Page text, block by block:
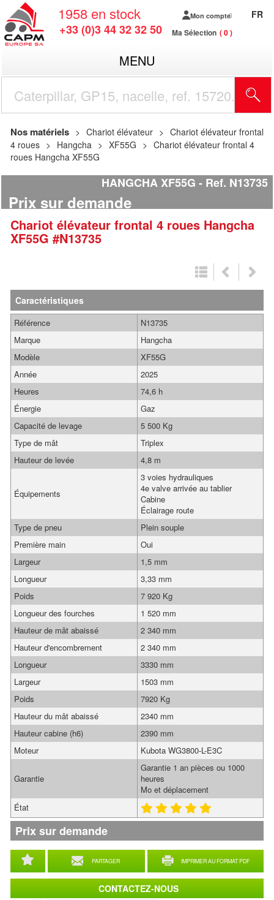
1958 en stock
+33 (0)3 44 32 32 50
Mon compte
Ma Sélection 0
FR
MENU
Nos matériels Chariot élévateur
Chariot élévateur frontal
4 roues
Hangcha XF55G
Chariot élévateur frontal 4
roues Hangcha XF55G
HANGCHA XF55G Ref. N13735
Prix sur demande
Chariot élévateur frontal 4 roues Hangcha
XF55G #N13735
Caractéristiques
PARTAGER IMPRIMER AU FORMAT PDF
Référence
N13735
Marque
Hangcha
Modèle
XF55G
Année
2025
Heures
74,6 h
Énergie
Gaz
Capacité de levage
5 500 Kg
Type de mât
Triplex
Hauteur de levée
4,8 m
Équipements
3 voies hydrauliques
4e valve arrivée au tablier
Cabine
Éclairage route
Type de pneu
Plein souple
Première main
Oui
Largeur
1,5 mm
Longueur
3,33 mm
Poids
7 920 Kg
Longueur des fourches
1 520 mm
Hauteur de mât abaissé
2 340 mm
Hauteur d'encombrement
2 340 mm
Longueur
3330 mm
Largeur
1503 mm
Poids
7920 Kg
Hauteur du mât abaissé
2340 mm
Hauteur cabine (h6)
2390 mm
Moteur
Kubota WG3800-L-E3C
Garantie
Garantie 1 an pièces ou 1000
heures
Mo et déplacement
État
Prix sur demande
CONTACTEZ-NOUS